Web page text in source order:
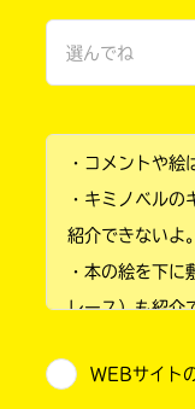
ひみつ
選んでね
小学2年
小学4年
小学6年
・コメントや絵
・キミノベルの
紹介できないよ。
・本の絵を下に
レース）も紹介
・送ってからす
WEBサイト